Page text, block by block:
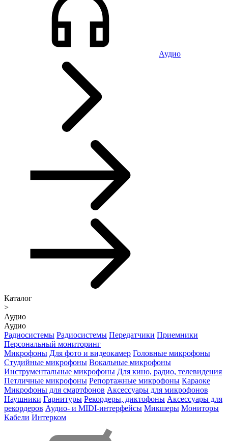
Аудио
Каталог
>
Аудио
Аудио
Радиосистемы Радиосистемы Передатчики Приемники
Персональный мониторинг
Микрофоны Для фото и видеокамер Головные микрофоны
Студийные микрофоны Вокальные микрофоны
Инструментальные микрофоны Для кино, радио, телевидения
Петличные микрофоны Репортажные микрофоны Караоке
Микрофоны для смартфонов Аксессуары для микрофонов
Наушники Гарнитуры Рекордеры, диктофоны Аксессуары для
рекордеров Аудио- и MIDI-интерфейсы Микшеры Мониторы
Кабели Интерком